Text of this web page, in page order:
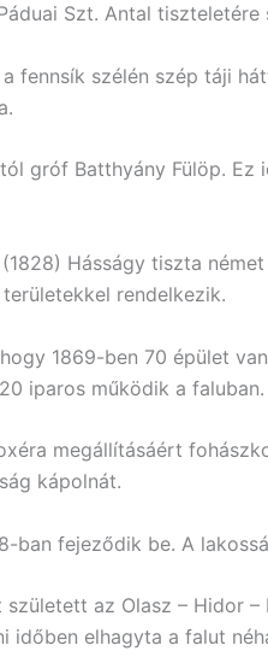
Szt. Antal tiszteletére
fennsík szélén szép táji
gróf Batthyány Fülöp.
Hásságy tiszta
rendelkezik.
1869-ben 70 épület
iparos működik a faluban.
megállításáért
kápolnát.
ban fejeződik be. A
az Olasz – Hidor
időben elhagyta a falut